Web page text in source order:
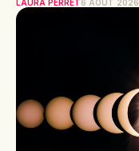
LAURA PERRET6 AOÛT 2026